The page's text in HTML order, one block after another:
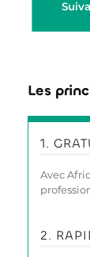
Les
1.
Avec
2.